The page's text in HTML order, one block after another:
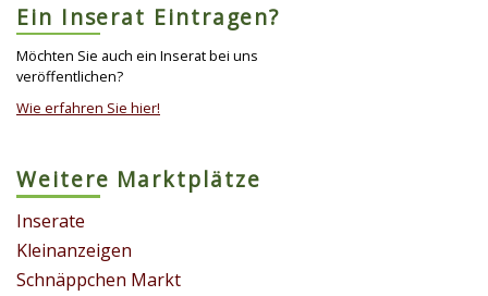
Ein Inserat Eintragen?
Möchten Sie auch ein Inserat bei uns
veröffentlichen?
Wie erfahren Sie hier!
Weitere Marktplätze
Inserate
Kleinanzeigen
Schnäppchen Markt